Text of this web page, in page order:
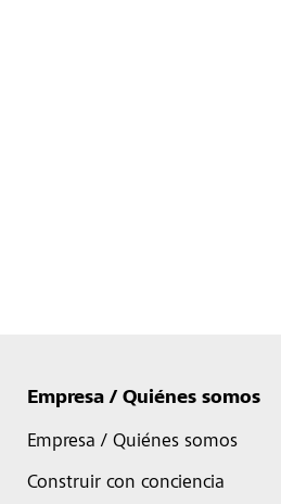
Empresa / Quiénes somos
Empresa / Quiénes somos
Construir con conciencia